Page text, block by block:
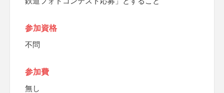
参加資格
不問
参加費
無し